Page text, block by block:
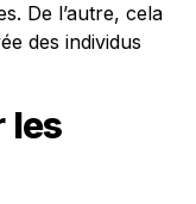
De l’autre, cela
des individus
les